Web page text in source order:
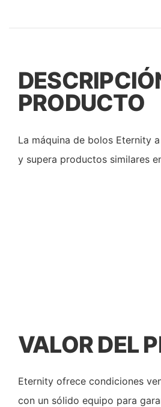
PRODUCTO
La máquina de bolos Eternity
y supera productos similares
VALOR DEL
Eternity ofrece condiciones
con un sólido equipo para